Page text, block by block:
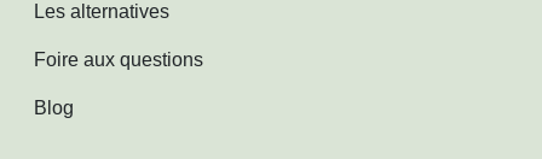
Les alternatives
Foire aux questions
Blog